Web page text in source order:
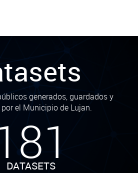
generados, guardados y
el Municipio de Lujan.
DATASETS